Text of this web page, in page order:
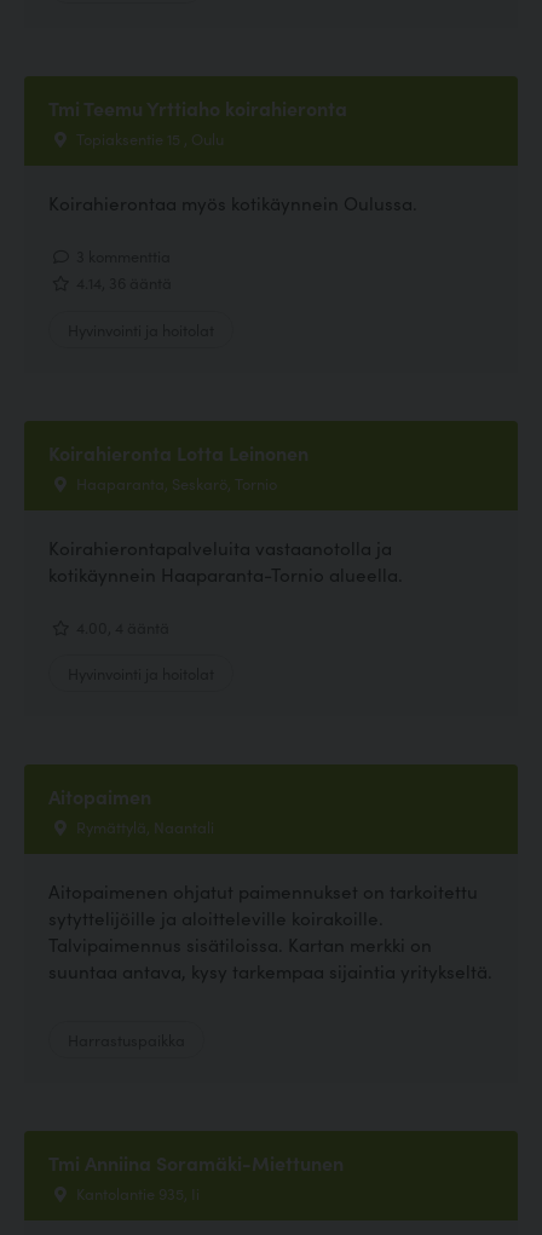
Tmi Teemu Yrttiaho koirahieronta
Topiaksentie 15 , Oulu
Koirahierontaa myös kotikäynnein Oulussa.
Koirahieronta Lotta Leinonen
Haaparanta, Seskarö, Tornio
Koirahierontapalveluita vastaanotolla ja
kotikäynnein Haaparanta-Tornio alueella.
Aitopaimen
Rymättylä, Naantali
Aitopaimenen ohjatut paimennukset on tarkoitettu
sytyttelijöille ja aloitteleville koirakoille.
Talvipaimennus sisätiloissa. Kartan merkki on
suuntaa antava, kysy tarkempaa sijaintia yritykseltä.
Tmi Anniina Soramäki-Miettunen
Kantolantie 935, Ii